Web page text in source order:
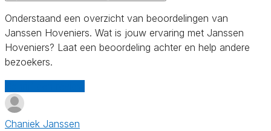
Onderstaand een overzicht van beoordelingen van
Janssen Hoveniers. Wat is jouw ervaring met Janssen
Hoveniers? Laat een beoordeling achter en help andere
bezoekers.
Chaniek Janssen